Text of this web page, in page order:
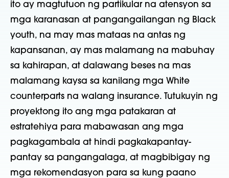
ito ay magtutuon ng partikular na atensyon sa
mga karanasan at pangangailangan ng Black
youth, na may mas mataas na antas ng
kapansanan, ay mas malamang na mabuhay
sa kahirapan, at dalawang beses na mas
malamang kaysa sa kanilang mga White
counterparts na walang insurance. Tutukuyin ng
proyektong ito ang mga patakaran at
estratehiya para mabawasan ang mga
pagkagambala at hindi pagkakapantay-
pantay sa pangangalaga, at magbibigay ng
mga rekomendasyon para sa kung paano